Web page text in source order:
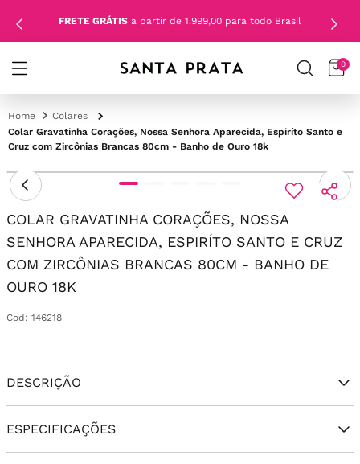
FRETE GRÁTIS a partir de 1.999,00 para todo Brasil
0
Colares
Colar Gravatinha Corações, Nossa Senhora Aparecida, Espiríto Santo e
Cruz com Zircônias Brancas 80cm - Banho de Ouro 18k
COLAR GRAVATINHA CORAÇÕES, NOSSA
SENHORA APARECIDA, ESPIRÍTO SANTO E CRUZ
COM ZIRCÔNIAS BRANCAS 80CM - BANHO DE
OURO 18K
Cod : 146218
DESCRIÇÃO
ESPECIFICAÇÕES